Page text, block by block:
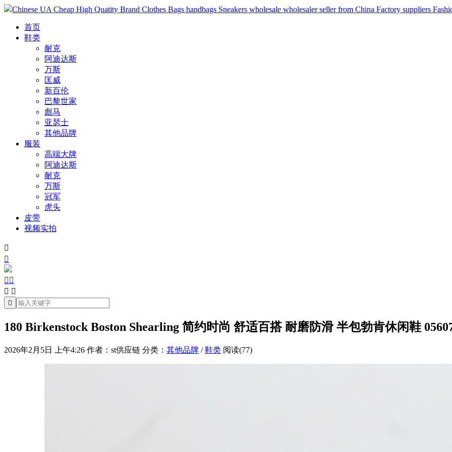
Chinese UA Cheap High Quatity Brand Clothes Bags handbags Sneakers wholesale wholesaler seller from China Factory suppliers
首页
鞋类
耐克
阿迪达斯
万斯
匡威
新百伦
巴黎世家
彪马
亚瑟士
其他品牌
服装
高端大牌
阿迪达斯
耐克
万斯
冠军
虎头
皮带
视频实拍


 
 

180 Birkenstock Boston Shearling 简约时尚 舒适百搭 耐磨防滑 半包勃肯休闲鞋
2026年2月5日 上午4:26 作者：st供应链 分类： 其他品牌 /鞋类 阅读(77)